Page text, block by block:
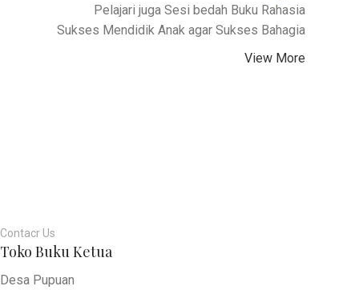
Pelajari juga Sesi bedah Buku Rahasia
Sukses Mendidik Anak agar Sukses Bahagia
View More
"Setiap kegiatan memdidik anak adalah proses hipnosis"
(merupakan) Ilmu
Every Parenting activities is
Contacr Us
Toko Buku Ketua
Desa Pupuan